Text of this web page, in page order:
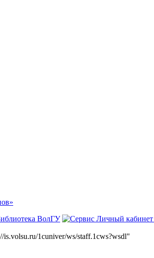
ВолГУ
1cuniver/ws/staff.1cws?wsdl"